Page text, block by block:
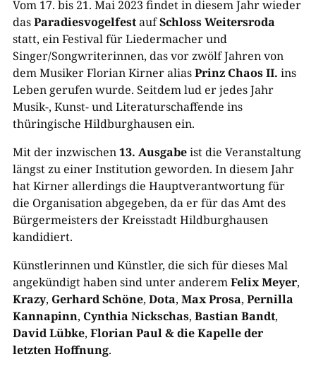
Vom 17. bis 21. Mai 2023 findet in diesem Jahr wieder
dasParadiesvogelfestaufSchloss Weitersroda
statt, ein Festival für Liedermacher und
Singer/Songwriterinnen, das vor zwölf Jahren von
dem Musiker Florian Kirner aliasPrinz Chaos II. ins
Leben gerufen wurde. Seitdem lud er jedes Jahr
Musik-, Kunst- und Literaturschaffende ins
thüringische Hildburghausen ein.
Mit der inzwischen13. Ausgabeist die Veranstaltung
längst zu einer Institution geworden. In diesem Jahr
hat Kirner allerdings die Hauptverantwortung für
die Organisation abgegeben, da er für das Amt des
Bürgermeisters der Kreisstadt Hildburghausen
kandidiert.
Künstlerinnen und Künstler, die sich für dieses Mal
angekündigt haben sind unter anderemFelix Meyer,
Krazy, Gerhard Schöne, Dota, Max Prosa, Pernilla
Kannapinn, Cynthia Nickschas, Bastian Bandt,
David Lübke, Florian Paul & die Kapelle der
letzten Hoffnung.